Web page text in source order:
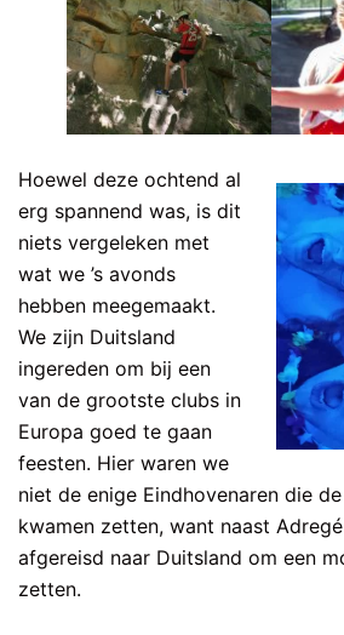
Hoewel deze ochtend al
erg spannend was, is dit
niets vergeleken met
wat we ’s avonds
hebben meegemaakt.
We zijn Duitsland
ingereden om bij een
van de grootste clubs in
Europa goed te gaan
feesten. Hier waren we
niet de enige Eindhovenaren die
kwamen zetten, want naast
afgereisd naar Duitsland om een
zetten.